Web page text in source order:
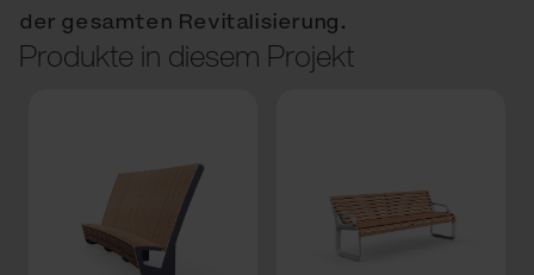
der gesamten Revitalisierung.
Produkte in diesem Projekt